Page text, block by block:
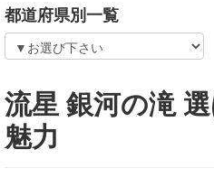
都道府県別一覧
流星 銀河の滝
魅力